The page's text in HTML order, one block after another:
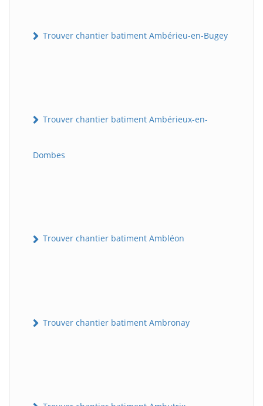
Trouver chantier batiment Ambérieu-en-Bugey
Trouver chantier batiment Ambérieux-en-
Dombes
Trouver chantier batiment Ambléon
Trouver chantier batiment Ambronay